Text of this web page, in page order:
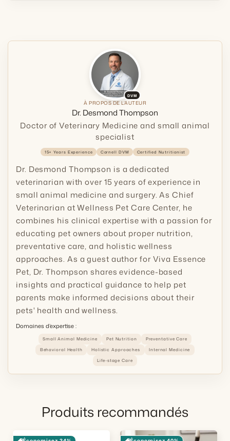
DVM
À PROPOS DE L’AUTEUR
Dr. Desmond Thompson
Doctor of Veterinary Medicine and small animal
specialist
15+ Years Experience Cornell DVM Certified Nutritionist
Dr. Desmond Thompson is a dedicated
veterinarian with over 15 years of experience in
small animal medicine and surgery. As Chief
Veterinarian at Wellness Pet Care Center, he
combines his clinical expertise with a passion for
educating pet owners about proper nutrition,
preventative care, and holistic wellness
approaches. As a guest author for Viva Essence
Pet, Dr. Thompson shares evidence-based
insights and practical guidance to help pet
parents make informed decisions about their
pets' health and wellness.
Domaines d’expertise :
Small Animal Medicine Pet Nutrition
Preventative Care
Behavioral Health
Holistic Approaches
Internal Medicine
Life-stage Care
Produits recommandés